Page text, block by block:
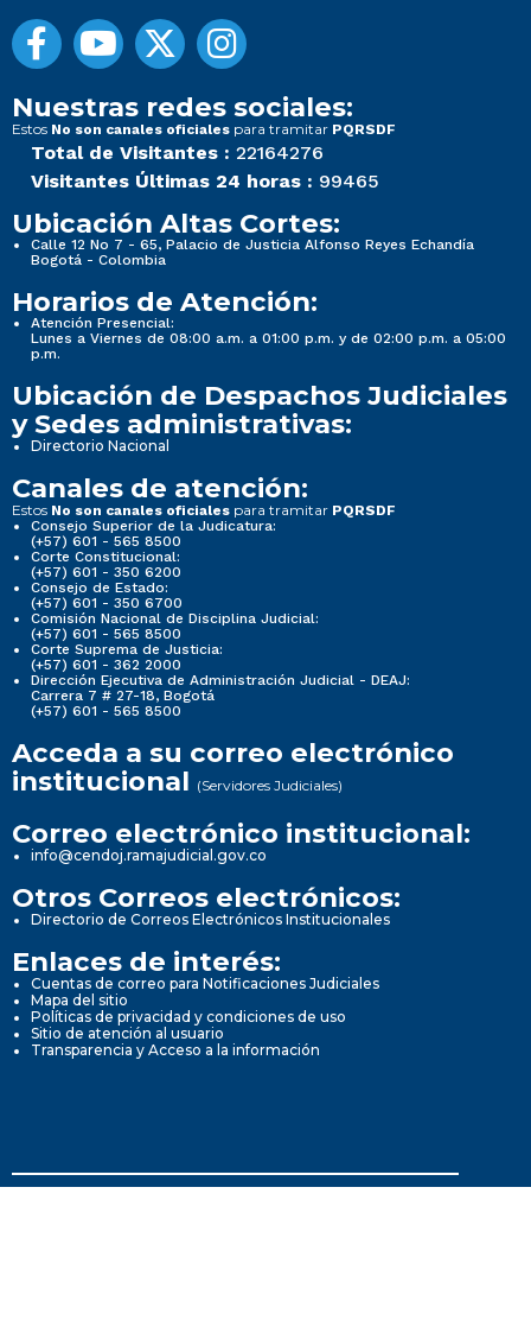
Nuestras redes sociales:
Estos No son canales oficiales para tramitar PQRSDF
Total de Visitantes : 22164276
Visitantes Últimas 24 horas : 99465
Ubicación Altas Cortes:
Calle 12 No 7 - 65, Palacio de Justicia Alfonso Reyes Echandía
Bogotá - Colombia
Horarios de Atención:
Atención Presencial:
Lunes a Viernes de 08:00 a.m. a 01:00 p.m. y de 02:00 p.m. a 05:00
p.m.
Ubicación de Despachos Judiciales
y Sedes administrativas:
Directorio Nacional
Canales de atención:
Estos No son canales oficiales para tramitar PQRSDF
Consejo Superior de la Judicatura:
(+57) 601 - 565 8500
Corte Constitucional:
(+57) 601 - 350 6200
Consejo de Estado:
(+57) 601 - 350 6700
Comisión Nacional de Disciplina Judicial:
(+57) 601 - 565 8500
Corte Suprema de Justicia:
(+57) 601 - 362 2000
Dirección Ejecutiva de Administración Judicial - DEAJ:
Carrera 7 # 27-18, Bogotá
(+57) 601 - 565 8500
Acceda a su correo electrónico
institucional (Servidores Judiciales)
Correo electrónico institucional:
info@cendoj.ramajudicial.gov.co
Otros Correos electrónicos:
Directorio de Correos Electrónicos Institucionales
Enlaces de interés:
Cuentas de correo para Notificaciones Judiciales
Mapa del sitio
Políticas de privacidad y condiciones de uso
Sitio de atención al usuario
Transparencia y Acceso a la información